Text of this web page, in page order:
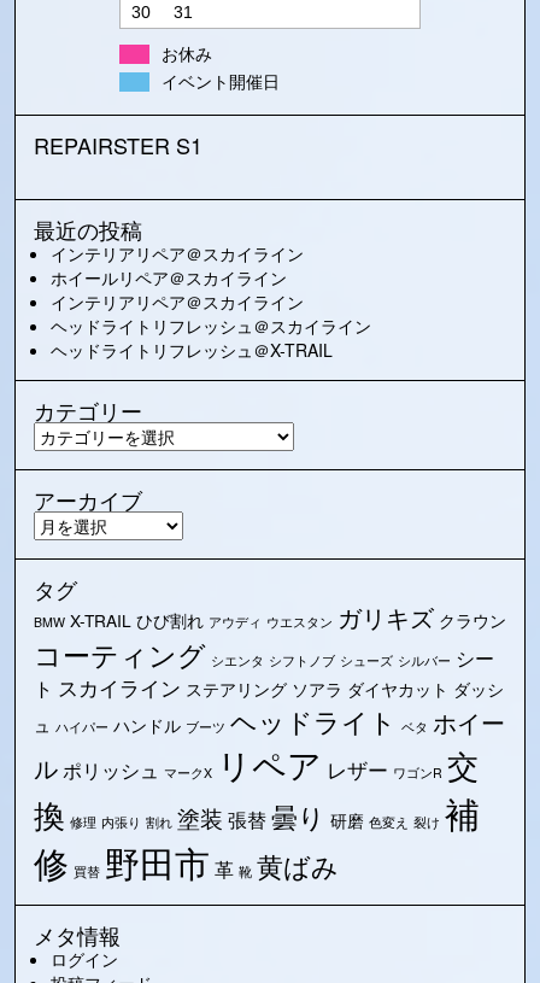
30
31
お休み
イベント開催日
REPAIRSTER S1
最近の投稿
インテリアリペア＠スカイライン
ホイールリペア＠スカイライン
インテリアリペア＠スカイライン
ヘッドライトリフレッシュ＠スカイライン
ヘッドライトリフレッシュ＠X-TRAIL
カテゴリー
カ
テ
リ
ー
アーカイブ
ア
ー
イ
ブ
タグ
BMW X-TRAIL ひび割れ アウディ ウエスタン ガリキズ クラウン
コーティング シエンタ シフトノブ シューズ シルバー シー
ト スカイライン ステアリング ソアラ ダイヤカット ダッシ
ュ ハイパー ハンドル ブーツ ヘッドライト ベタ ホイー
ル ポリッシュ マークX リペア レザー ワゴンR 交
換 修理 内張り 割れ 塗装 張替曇り 研磨 色変え 裂け 補
修 買替 野田市 革 靴 黄ばみ
メタ情報
ログイン